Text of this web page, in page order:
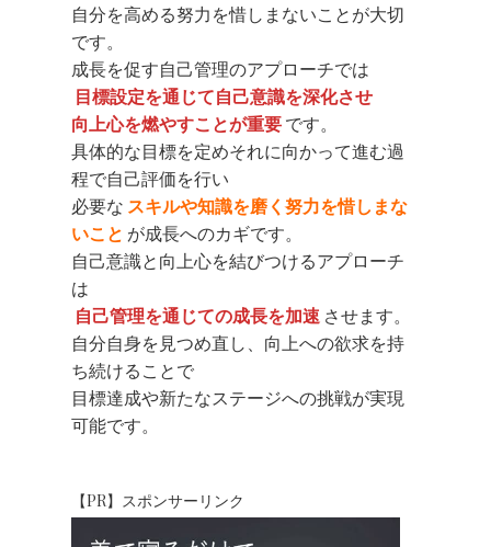
自分を高める努力を惜しまないことが大切
です。
成長を促す自己管理のアプローチでは
目標設定を通じて自己意識を深化させ
向上心を燃やすことが重要です。
具体的な目標を定めそれに向かって進む過
程で自己評価を行い
必要な スキルや知識を磨く努力を惜しまな
いこと が成長へのカギです。
自己意識と向上心を結びつけるアプローチ
は
自己管理を通じての成長を加速 させます。
自分自身を見つめ直し、向上への欲求を持
ち続けることで
目標達成や新たなステージへの挑戦が実現
可能です。
【PR】スポンサーリンク